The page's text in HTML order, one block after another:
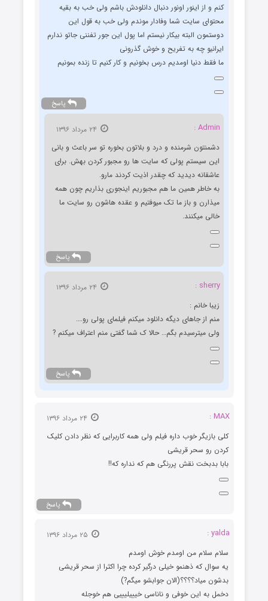
کنم و از اینور اونور دنبال دانلودش باشم ولی خب به بقیه
محتوای سایت شما وفادار موندم ولی خب به قول این
دوستمون البته بیکار نیستم اما پول این جور تفننی جاتو ندارم
ایرانیو چه به تفریح و خوش گذرونی
ما فقط دنیا اومدیم درس بخونیم و کار کنیم تا زنده بمونیم
پاسخ
Admin :
دشمنتون شرمنده و درد و بلاتون بخوره تو سر باعث و بانی
این سیستم پولی که سایت ها رو مجبور کردن بهش. برای
عاشقانه دیدید که چقدر اذیت کردند مارو.
به خاطر همین ما هم مجبوریم اینجوری بذاریم چون همه
میذارن و باز ما تک میوفتیم و عقده هاشون رو سایت ما
خالی میکنند.
پاسخ
sherry :
زیبا خانم :
منم از جاهای دیگه دانلود میکنم فیلمای پولی رو….
ولی میترسیدم بگم… حالا ک شما گفتی منم اعتراف میکنم ?
پاسخ
MAX :
کلی بازیگر خوب داره فیلم ولی همه کاربرایی که نظر دادن کلیک
کردن رو سحر قریشی
بابا بدبخت نقش پررنگی هم که نداره که!!
پاسخ
yalda :
سلام سلام من اومدم خوش اومدم
یه سوال که ذهنمو خیلی درگیر کرده چرا اکثرا از سحر قریشی
بدشون میاد؟؟؟؟(الان جوابشو میگم?)
دخمل به این خوفی و ناناسی خیییلیییی هم خوجله